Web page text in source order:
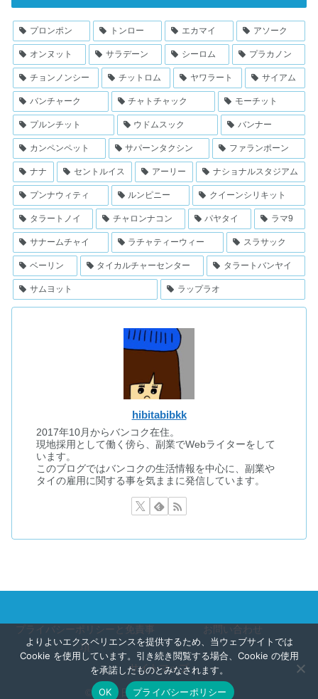
プロンポン トンロー エカマイ アソーク
オンヌット サラデーン シーロム プラカノン
チョンノンシー チットロム ヤワラート サイアム
バンチャーク チャトチャック モーチット
プルンチット ウドムスック バンナー
カンペンペット サパーンタクシン ファランポーン
ナナ セントルイス アーリー ナショナルスタジアム
プンナウィティ ルンピニー クイーンシリキット
タラートノイ チャロンナコン パヤタイ ラマ9
サナームチャイ ラチャティーウィー スラサック
ベーリン タイカルチャーセンター タラートバンヤイ
サムヨット ラップラオ
hibitabibkk
2017年10月からバンコク在住。
現地採用として働く傍ら、副業でWebライターをして
います。
このブログではバンコクの生活情報を中心に、副業や
タイの雇用に関する事を気ままに発信しています。
プライバシーポリシーと免責事
項
お問い合わせ
サイトマップ
© 2020 日々のくらしと旅のこと.
よりよいエクスペリエンスを提供するため、当ウェブサイトでは
Cookie を使用しています。引き続き閲覧する場合、Cookie の使用
を承諾したものとみなされます。
OK
プライバシーポリシー